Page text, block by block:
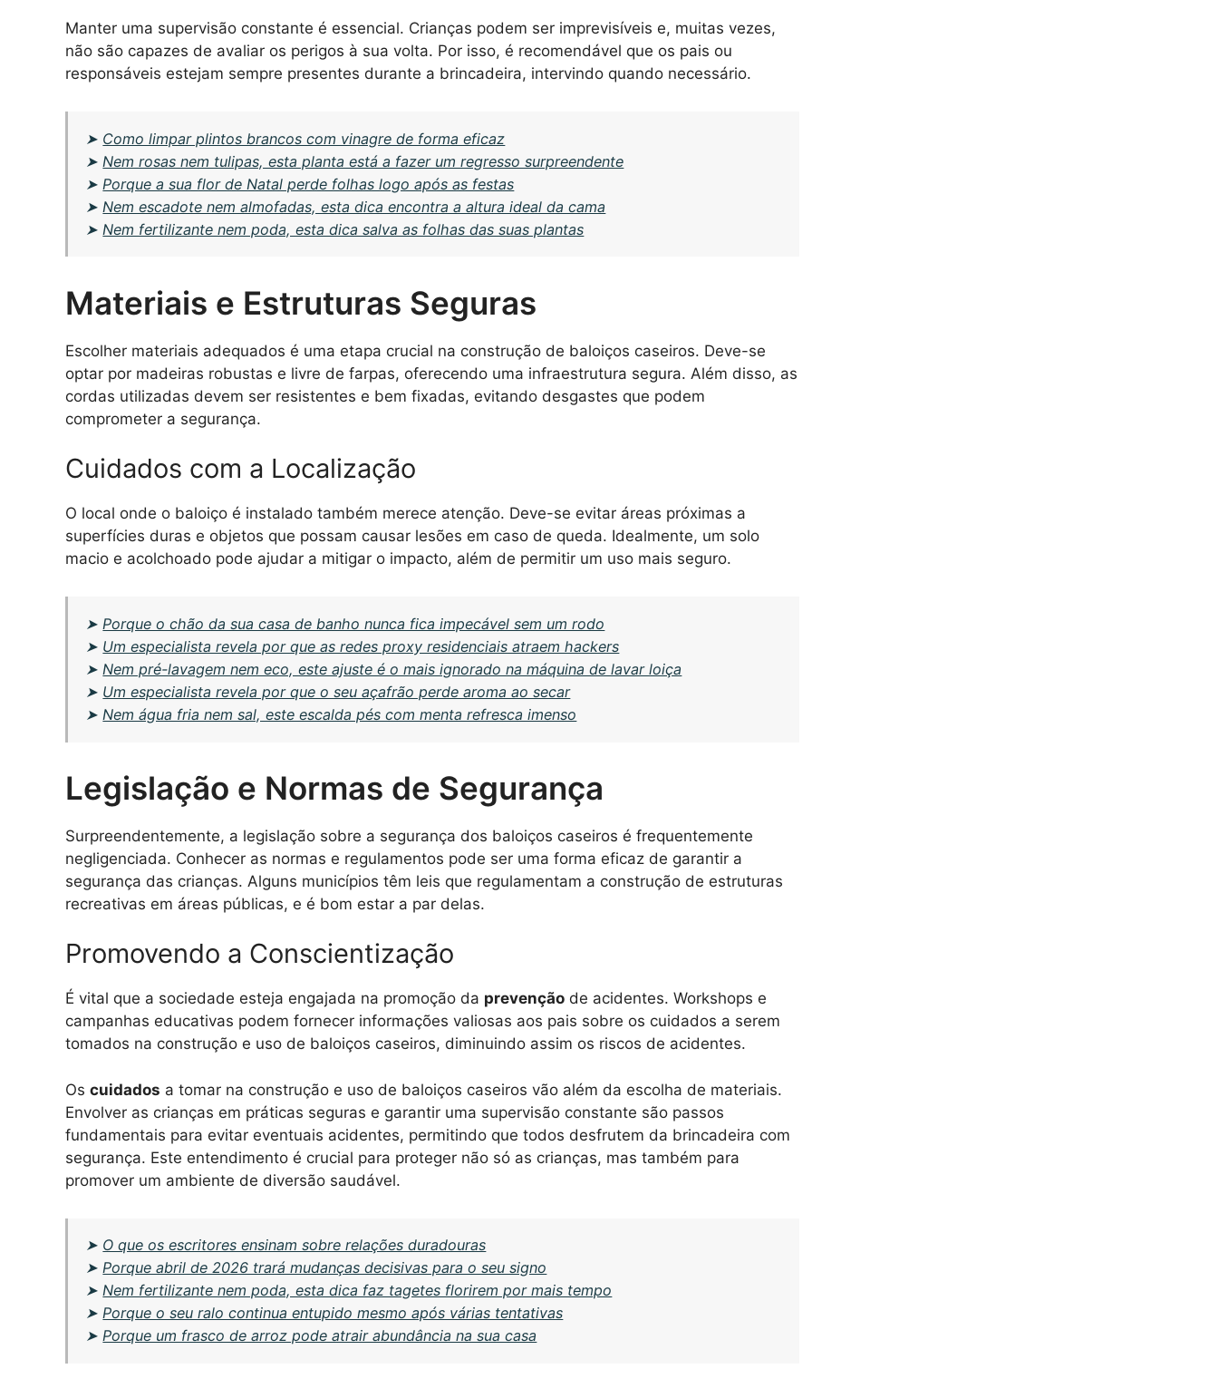
Manter uma supervisão constante é essencial. Crianças podem ser imprevisíveis e, muitas vezes,
não são capazes de avaliar os perigos à sua volta. Por isso, é recomendável que os pais ou
responsáveis estejam sempre presentes durante a brincadeira, intervindo quando necessário.
➤ Como limpar plintos brancos com vinagre de forma eficaz
➤ Nem rosas nem tulipas, esta planta está a fazer um regresso surpreendente
➤ Porque a sua flor de Natal perde folhas logo após as festas
➤ Nem escadote nem almofadas, esta dica encontra a altura ideal da cama
➤ Nem fertilizante nem poda, esta dica salva as folhas das suas plantas
Materiais e Estruturas Seguras
Escolher materiais adequados é uma etapa crucial na construção de baloiços caseiros. Deve-se
optar por madeiras robustas e livre de farpas, oferecendo uma infraestrutura segura. Além disso, as
cordas utilizadas devem ser resistentes e bem fixadas, evitando desgastes que podem
comprometer a segurança.
Cuidados com a Localização
O local onde o baloiço é instalado também merece atenção. Deve-se evitar áreas próximas a
superfícies duras e objetos que possam causar lesões em caso de queda. Idealmente, um solo
macio e acolchoado pode ajudar a mitigar o impacto, além de permitir um uso mais seguro.
➤ Porque o chão da sua casa de banho nunca fica impecável sem um rodo
➤ Um especialista revela por que as redes proxy residenciais atraem hackers
➤ Nem pré-lavagem nem eco, este ajuste é o mais ignorado na máquina de lavar loiça
➤ Um especialista revela por que o seu açafrão perde aroma ao secar
➤ Nem água fria nem sal, este escalda pés com menta refresca imenso
Legislação e Normas de Segurança
Surpreendentemente, a legislação sobre a segurança dos baloiços caseiros é frequentemente
negligenciada. Conhecer as normas e regulamentos pode ser uma forma eficaz de garantir a
segurança das crianças. Alguns municípios têm leis que regulamentam a construção de estruturas
recreativas em áreas públicas, e é bom estar a par delas.
Promovendo a Conscientização
É vital que a sociedade esteja engajada na promoção da prevenção de acidentes. Workshops e
campanhas educativas podem fornecer informações valiosas aos pais sobre os cuidados a serem
tomados na construção e uso de baloiços caseiros, diminuindo assim os riscos de acidentes.
Os cuidados a tomar na construção e uso de baloiços caseiros vão além da escolha de materiais.
Envolver as crianças em práticas seguras e garantir uma supervisão constante são passos
fundamentais para evitar eventuais acidentes, permitindo que todos desfrutem da brincadeira com
segurança. Este entendimento é crucial para proteger não só as crianças, mas também para
promover um ambiente de diversão saudável.
➤ O que os escritores ensinam sobre relações duradouras
➤Porque abril de 2026 trará mudanças decisivas para o seu signo
➤Nem fertilizante nem poda, esta dica faz tagetes florirem por mais tempo
➤Porque o seu ralo continua entupido mesmo após várias tentativas
➤Porque um frasco de arroz pode atrair abundância na sua casa